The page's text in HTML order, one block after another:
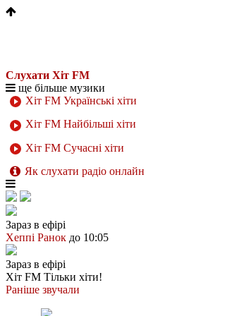
Слухати Хіт FM
ще більше музики
Хіт FM Українські хіти
Хіт FM Найбільші хіти
Хіт FM Сучасні хіти
Як слухати радіо онлайн
Зараз в ефірі
Хеппі Ранок до 10:05
Зараз в ефірі
Хіт FM Тільки хіти!
Раніше звучали